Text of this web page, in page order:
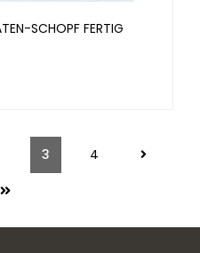
SCHOPF FERTIG
3 4